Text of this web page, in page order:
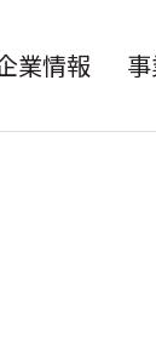
業情報